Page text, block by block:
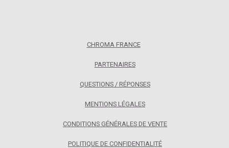
CHROMA FRANCE
PARTENAIRES
QUESTIONS / RÉPONSES
MENTIONS LÉGALES
CONDITIONS GÉNÉRALES DE VENTE
POLITIQUE DE CONFIDENTIALITÉ